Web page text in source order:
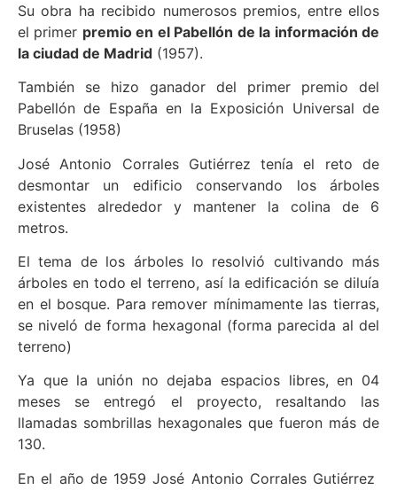
Su obra ha recibido numerosos premios, entre ellos
el primer premio en el Pabellón de la información de
la ciudad de Madrid (1957).
También se hizo ganador del primer premio del
Pabellón de España en la Exposición Universal de
Bruselas (1958)
José Antonio Corrales Gutiérrez tenía el reto de
desmontar un edificio conservando los árboles
existentes alrededor y mantener la colina de 6
metros.
El tema de los árboles lo resolvió cultivando más
árboles en todo el terreno, así la edificación se diluía
en el bosque. Para remover mínimamente las tierras,
se niveló de forma hexagonal (forma parecida al del
terreno)
Ya que la unión no dejaba espacios libres, en 04
meses se entregó el proyecto, resaltando las
llamadas sombrillas hexagonales que fueron más de
130.
En el año de 1959 José Antonio Corrales Gutiérrez